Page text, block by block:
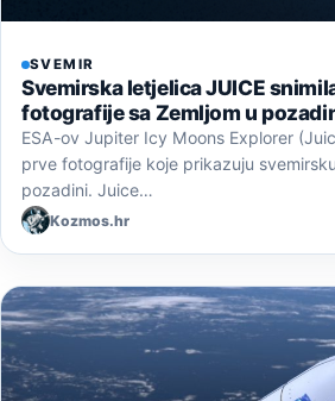
SVEMIR
Svemirska letjelica JUICE
fotografije sa Zemljom u
ESA-ov Jupiter Icy Moons Explorer
prve fotografije koje prikazuju
pozadini. Juice…
Kozmos.hr